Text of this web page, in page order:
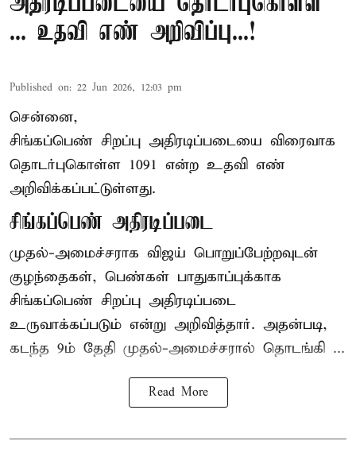
... உதவி எண் அறிவிப்பு...!
Published on: 22 Jun 2026, 12:03 pm
சென்னை,
சிங்கப்பெண் சிறப்பு அதிரடிப்படையை விரைவாக
தொடர்புகொள்ள 1091 என்ற உதவி எண்
அறிவிக்கப்பட்டுள்ளது.
சிங்கப்பெண் அதிரடிப்படை
முதல்-அமைச்சராக விஜய் பொறுப்பேற்றவுடன்
குழந்தைகள், பெண்கள் பாதுகாப்புக்காக
சிங்கப்பெண் சிறப்பு அதிரடிப்படை
உருவாக்கப்படும் என்று அறிவித்தார். அதன்படி,
கடந்த 9ம் தேதி முதல்-அமைச்சரால் தொடங்கி ...
Read More